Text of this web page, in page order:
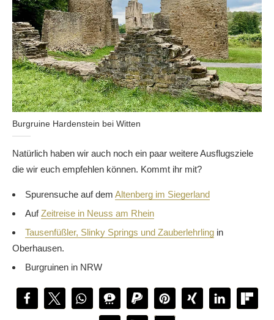
Burgruine Hardenstein bei Witten
Natürlich haben wir auch noch ein paar weitere Ausflugsziele
die wir euch empfehlen können. Kommt ihr mit?
Spurensuche auf dem Altenberg im Siegerland
AufZeitreise in Neuss am Rhein
Tausenfüßler, Slinky Springs und Zauberlehrling in
Oberhausen.
Burgruinen in NRW